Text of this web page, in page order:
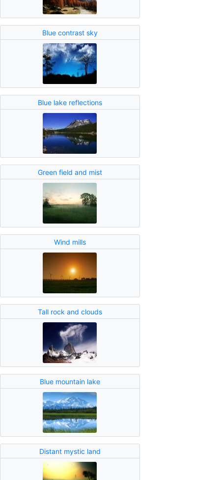
Blue contrast sky
Blue lake reflections
Green field and mist
Wind mills
Tall rock and clouds
Blue mountain lake
Distant mystic land